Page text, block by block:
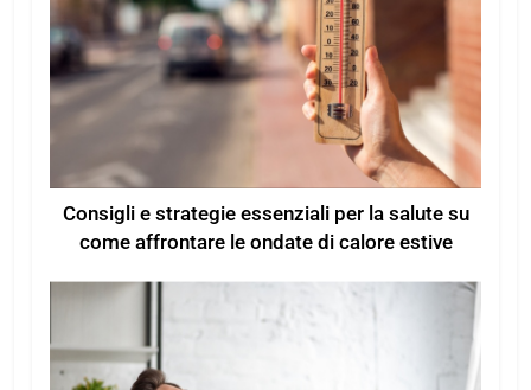
Consigli e strategie essenziali per la salute su
come affrontare le ondate di calore estive